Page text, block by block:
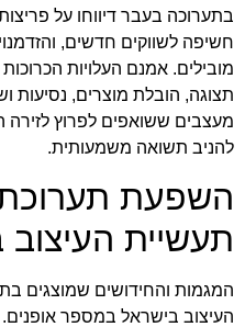
בתערוכה בעבר דיווחו על
חשיפה לשווקים חדשים,
מובילים. אמנם העלויות
תצוגה, הובלת מוצרים, נסיעות
מעצבים ששואפים לפרוץ לזירה
להניב תשואה משמעותית.
השפעת תערוכת
תעשיית
המגמות והחידושים שמוצגים
העיצוב בישראל במספר